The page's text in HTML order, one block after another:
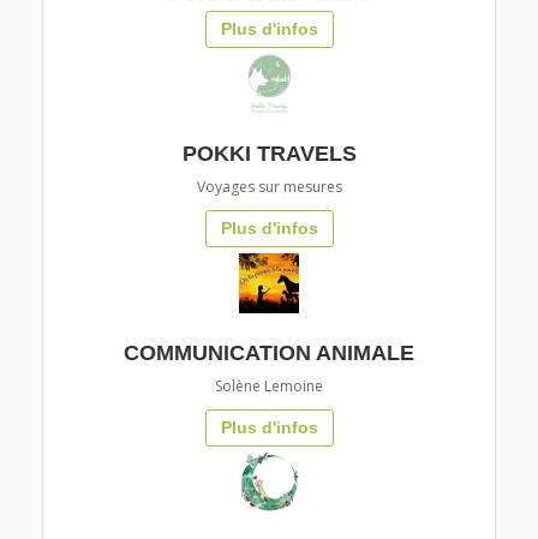
Plus d'infos
POKKI TRAVELS
Voyages sur mesures
Plus d'infos
COMMUNICATION ANIMALE
Solène Lemoine
Plus d'infos